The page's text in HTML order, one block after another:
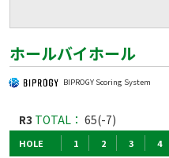
ホールバイホール
BIPROGY Scoring System
R3 TOTAL： 65(-7)
HOLE 1 2 3 4